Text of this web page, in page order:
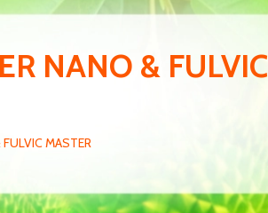
NANO & FULVIC
MASTER